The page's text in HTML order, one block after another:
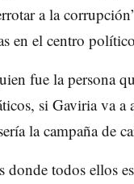
a la
en el centro
fue la persona
si Gaviria va a
la campaña de
todos ellos